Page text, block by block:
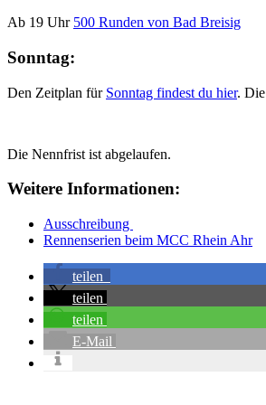
Ab 19 Uhr 500 Runden von Bad Breisig
Sonntag:
Den Zeitplan für Sonntag findest du hier. Die
Die Nennfrist ist abgelaufen.
Weitere Informationen:
Ausschreibung
Rennenserien beim MCC Rhein Ahr
teilen
teilen
teilen
E-Mail